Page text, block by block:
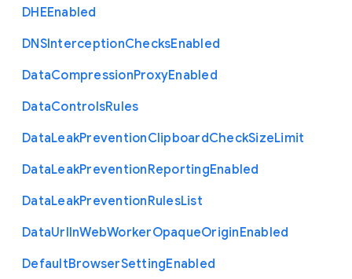
DHEEnabled
DNSInterceptionChecksEnabled
DataCompressionProxyEnabled
DataControlsRules
DataLeakPreventionClipboardCheckSizeLimit
DataLeakPreventionReportingEnabled
DataLeakPreventionRulesList
DataUrlInWebWorkerOpaqueOriginEnabled
DefaultBrowserSettingEnabled